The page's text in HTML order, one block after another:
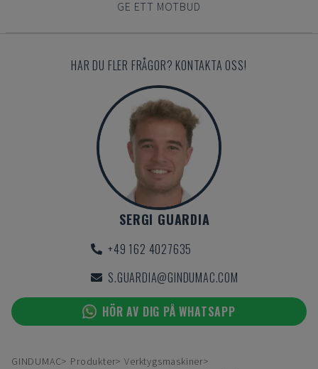
GE ETT MOTBUD
HAR DU FLER FRÅGOR? KONTAKTA OSS!
SERGI GUARDIA
+49 162 4027635
S.GUARDIA@GINDUMAC.COM
HÖR AV DIG PÅ WHATSAPP
GINDUMAC Produkter
Verktygsmaskiner